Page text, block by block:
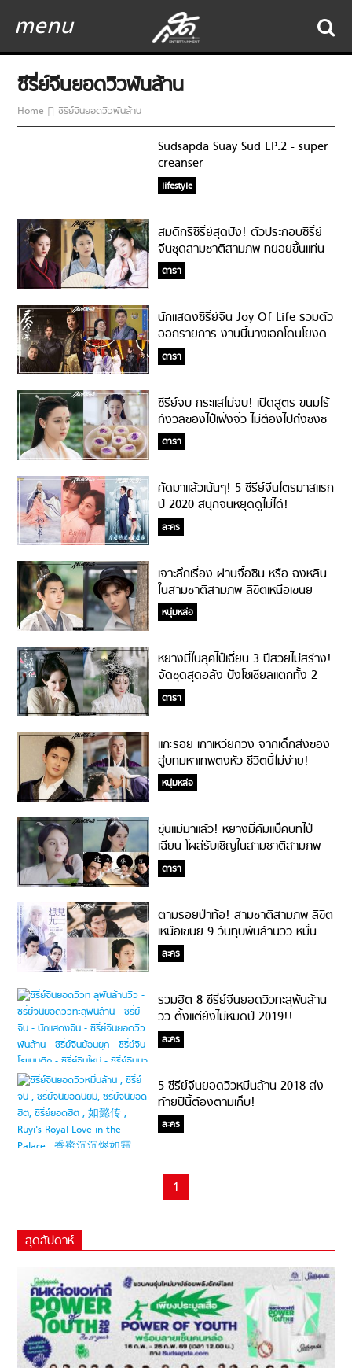
menu
ซีรี่ย์จีนยอดวิวพันล้าน
Home ซีรี่ย์จีนยอดวิวพันล้าน
Sudsapda Suay Sud EP.2 - super
creanser
lifestyle
สมดีกรีซีรี่ย์สุดปัง! ตัวประกอบซีรี่ย์
จีนชุดสามชาติสามภพ ทยอยขึ้นแท่น
นางเอกรัวๆ!
ดารา
นักแสดงซีรี่ย์จีน Joy Of Life รวมตัว
ออกรายการ งานนี้นางเอกโดนโยงด
ราม่า!
ดารา
ซีรี่ย์จบ กระแสไม่จบ! เปิดสูตร ขนมไร้
กังวลของไป๋เฟิ่งจิ่ว ไม่ต้องไปถึงชิงชิ
วก็ทำกินได้!
ดารา
คัดมาแล้วเน้นๆ! 5 ซีรี่ย์จีนไตรมาสแรก
ปี 2020 สนุกจนหยุดดูไม่ได้!
ละคร
เจาะลึกเรื่อง ฝานจื้อซิน หรือ ฉงหลิน
ในสามชาติสามภพ ลิขิตเหนือเขนย
หล่อแย่งซีนไม่เกรงใจใคร!
หนุ่มหล่อ
หยางมี่ในลุคไป๋เฉี่ยน 3 ปีสวยไม่สร่าง!
จัดชุดสุดอลัง ปังโซเชียลแตกทั้ง 2
ภาค!!
ดารา
แกะรอย เกาเหว่ยกวง จากเด็กส่งของ
สู่บทมหาเทพตงหัว ชีวิตนี้ไม่ง่าย!
หนุ่มหล่อ
ขุ่นแม่มาแล้ว! หยางมี่คัมแบ็คบทไป๋
เฉี่ยน โผล่รับเชิญในสามชาติสามภพ
ลิขิตเหนือเขนย
ดารา
ตามรอยป่าท้อ! สามชาติสามภพ ลิขิต
เหนือเขนย 9 วันทุบพันล้านวิว หมื่น
ล้านใกล้แค่เอื้อม!
ละคร
รวมฮิต 8 ซีรี่ย์จีนยอดวิวทะลุพันล้าน
วิว ตั้งแต่ยังไม่หมดปี 2019!!
ละคร
5 ซีรี่ย์จีนยอดวิวหมื่นล้าน 2018 ส่ง
ท้ายปีนี้ต้องตามเก็บ!
ละคร
1
สุดสัปดาห์